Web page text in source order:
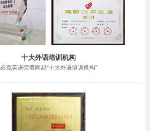
十大外语培训机构
必克英语荣膺网易“十大外语培训机构”